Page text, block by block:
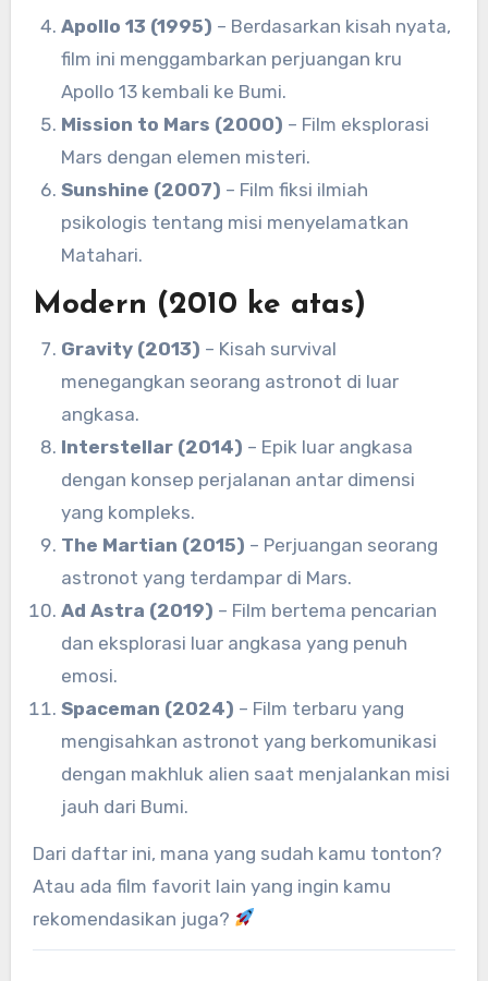
Apollo 13 (1995) – Berdasarkan kisah nyata,
film ini menggambarkan perjuangan kru
Apollo 13 kembali ke Bumi.
Mission to Mars (2000) – Film eksplorasi
Mars dengan elemen misteri.
Sunshine (2007) – Film fiksi ilmiah
psikologis tentang misi menyelamatkan
Matahari.
Modern (2010 ke atas)
Gravity (2013) – Kisah survival
menegangkan seorang astronot di luar
angkasa.
Interstellar (2014) – Epik luar angkasa
dengan konsep perjalanan antar dimensi
yang kompleks.
The Martian (2015) – Perjuangan seorang
astronot yang terdampar di Mars.
Ad Astra (2019) – Film bertema pencarian
dan eksplorasi luar angkasa yang penuh
emosi.
Spaceman (2024) – Film terbaru yang
mengisahkan astronot yang berkomunikasi
dengan makhluk alien saat menjalankan misi
jauh dari Bumi.
Dari daftar ini, mana yang sudah kamu tonton?
Atau ada film favorit lain yang ingin kamu
rekomendasikan juga?